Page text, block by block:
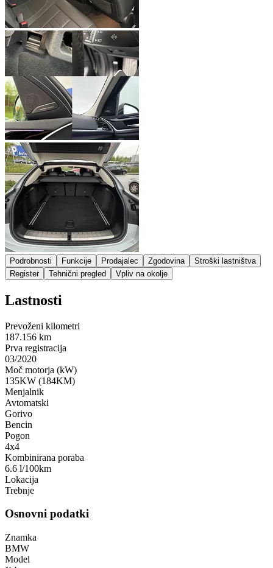
Podrobnosti Funkcije Prodajalec Zgodovina
Stroški lastništva
Register
Tehnični pregled Vpliv na okolje
Lastnosti
Prevoženi kilometri
187.156 km
Prva registracija
03/2020
Moč motorja (kW)
135KW (184KM)
Menjalnik
Avtomatski
Gorivo
Bencin
Pogon
4x4
Kombinirana poraba
6.6 l/100km
Lokacija
Trebnje
Osnovni podatki
Znamka
BMW
Model